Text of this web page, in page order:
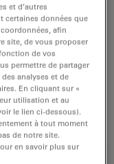
- Critical point
/ palladium
inserted into a
et d’autres
certaines données que
afin
site, de vous proposer
de vos
permettre de partager
analyses et de
En cliquant sur «
utilisation et au
le lien ci-dessous).
à tout moment
de notre site.
en savoir plus sur